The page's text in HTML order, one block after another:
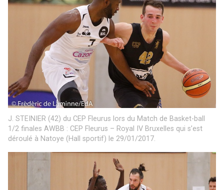
J. STEINIER (42) du CEP Fleurus lors du Match de Basket-ball
1/2 finales AWBB : CEP Fleurus – Royal IV Bruxelles qui s’est
déroulé à Natoye (Hall sportif) le 29/01/2017.